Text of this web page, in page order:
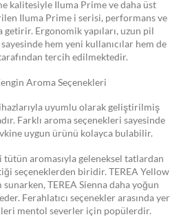
kalitesiyle Iluma Prime ve daha üst
Iluma Prime i serisi, performans ve
Ergonomik yapıları, uzun pil
hem yeni kullanıcılar hem de
tercih edilmektedir.
Aroma Seçenekleri
uyumlu olarak geliştirilmiş
Farklı aroma seçenekleri sayesinde
uygun ürünü kolayca bulabilir.
tütün aromasıyla geleneksel tatlardan
seçeneklerden biridir. TEREA Yellow
TEREA Sienna daha yoğun
Ferahlatıcı seçenekler arasında yer
mentol severler için popülerdir.